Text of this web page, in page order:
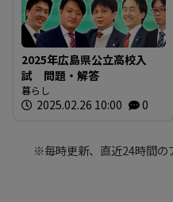
2025年広島県公立高校入
試 問題・解答
暮らし
2025.02.26 10:00 0
※毎時更新、直近24時間の